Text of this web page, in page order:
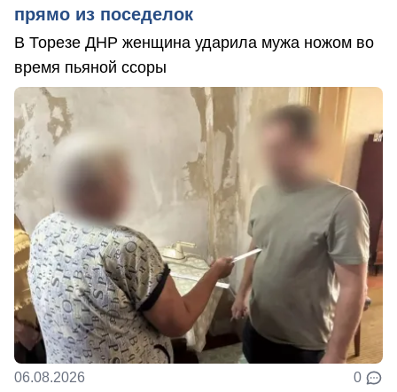
прямо из поседелок
В Торезе ДНР женщина ударила мужа ножом во
время пьяной ссоры
06.08.2026 0